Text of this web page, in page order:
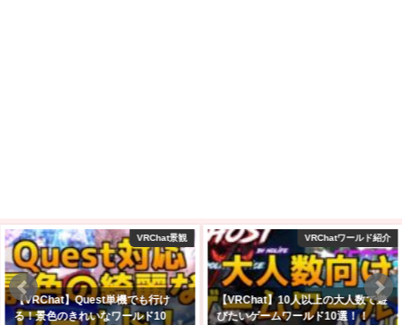
VRChatワールド紹介
【VRChat】10人以上の大人数で遊
びたいゲームワールド10選！！
VRChat景観
Quest単体でも大丈夫！VRChatを
始めたら行ってほしい日本人と会